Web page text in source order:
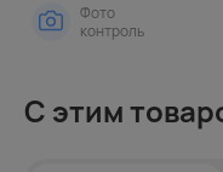
Фото
контроль
С этим